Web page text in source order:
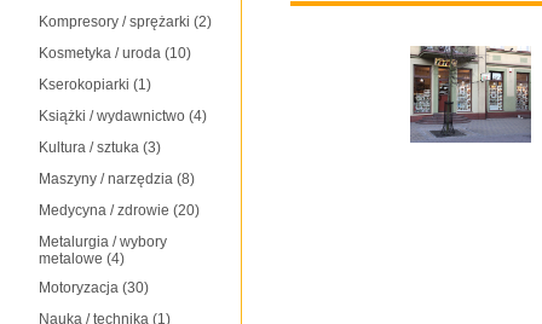
Kompresory / sprężarki (2)
Kosmetyka / uroda (10)
Kserokopiarki (1)
Książki / wydawnictwo (4)
Kultura / sztuka (3)
Maszyny / narzędzia (8)
Medycyna / zdrowie (20)
Metalurgia / wybory
metalowe (4)
Motoryzacja (30)
Nauka / technika (1)